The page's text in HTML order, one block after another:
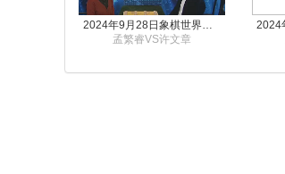
2024年9月28日象棋世界栏目，刘君、蒋川讲解了第九届杨官璘杯象棋公开赛孟繁睿与许文章的对局
孟繁睿VS许文章